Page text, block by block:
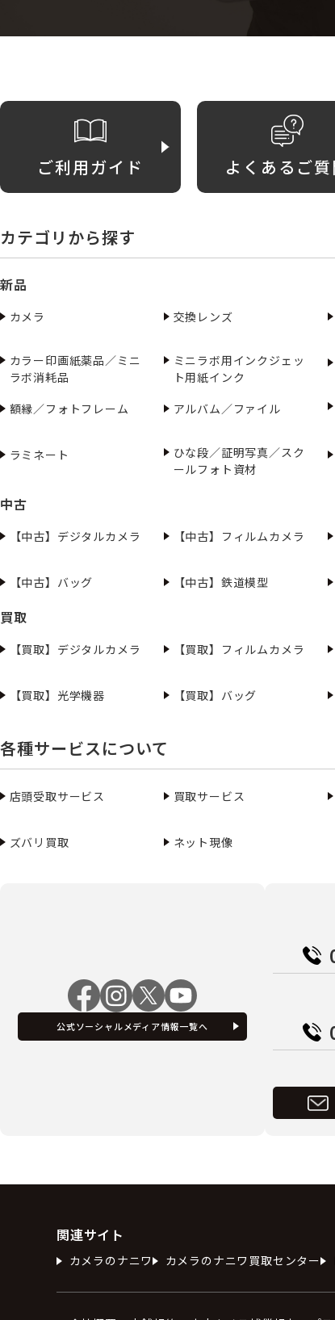
ご利用ガイド よくあるご質
カテゴリから探す
新品
カメラ 交換レンズ
カラー印画紙薬品／ミニ
ラボ消耗品
ミニラボ用インクジェッ
ト用紙インク
額縁／フォトフレーム
アルバム／ファイル
ラミネート
ひな段／証明写真／スク
ールフォト資材
中古
【中古】デジタルカメラ 【中古】フィルムカメラ
【中古】バッグ 【中古】鉄道模型
買取
【買取】デジタルカメラ 【買取】フィルムカメラ
【買取】光学機器
【買取】バッグ
各種サービスについて
店頭受取サービス 買取サービス
ズバリ買取 ネット現像
公式ソーシャルメディア情報一覧へ
関連サイト
カメラのナニワ カメラのナニワ買取センター